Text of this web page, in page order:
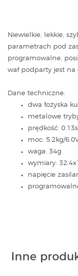
Niewielkie, lekkie,
parametrach pod
programowalne,
wał podparty jest na
Dane techniczne:
dwa łożyska
metalowe
prędkość:
moc: 5.2kg/
waga: 34g
wymiary:
napięcie
Inne